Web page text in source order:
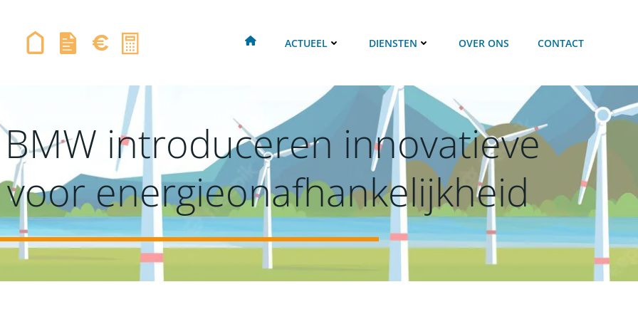
ACTUEEL DIENSTEN OVER ONS CONTACT
introduceren innovatieve
energieonafhankelijkheid